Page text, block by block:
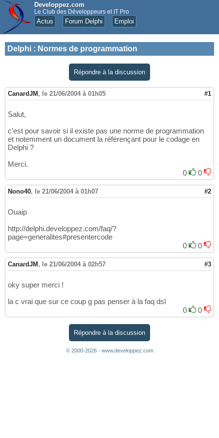
Developpez.com
Le Club des Développeurs et IT Pro
Actus Forum Delphi Emploi
Delphi : Normes de programmation
Répondre à la discussion
CanardJM , le 21/06/2004 à 01h05 #1
Salut,
c'est pour savoir si il existe pas une norme de programmation
et notemment un document la référençant pour le codage en
Delphi ?
Merci.
0
0
Nono40, le 21/06/2004 à 01h07 #2
Ouaip
http://delphi.developpez.com/faq/?
page=generalites#presentercode
0
0
CanardJM , le 21/06/2004 à 02h57 #3
oky super merci !
la c vrai que sur ce coup g pas penser à la faq dsl
0
0
Répondre à la discussion
© 2000-2026 - www.developpez.com